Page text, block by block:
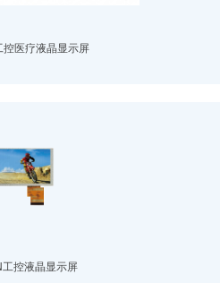
控医疗液晶显示屏
控液晶显示屏